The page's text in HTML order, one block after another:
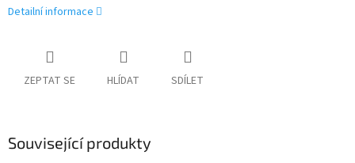
Detailní informace
ZEPTAT SE HLÍDAT SDÍLET
Související produkty